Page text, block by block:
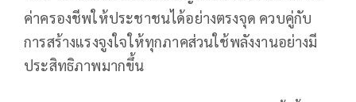
ค่าครองชีพให้ประชาชนได้อย่างตรงจุด ควบคู่กับ
การสร้างแรงจูงใจให้ทุกภาคส่วนใช้พลังงานอย่างมี
ประสิทธิภาพมากขึ้น